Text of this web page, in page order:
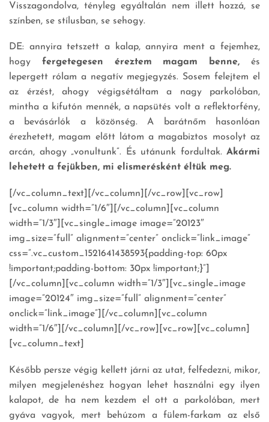
Visszagondolva, tényleg egyáltalán nem illett hozzá, se
színben, se stílusban, se sehogy.
DE: annyira tetszett a kalap, annyira ment a fejemhez,
hogy fergetegesen éreztem magam benne, és
lepergett rólam a negatív megjegyzés. Sosem felejtem el
az érzést, ahogy végigsétáltam a nagy parkolóban,
mintha a kifutón mennék, a napsütés volt a reflektorfény,
a bevásárlók a közönség. A barátnőm hasonlóan
érezhetett, magam előtt látom a magabiztos mosolyt az
arcán, ahogy „vonultunk”. És utánunk fordultak. Akármi
lehetett a fejükben, mi elismerésként éltük meg.
[/vc_column_text][/vc_column][/vc_row][vc_row]
[vc_column width=”1/6″][/vc_column][vc_column
width=”1/3″][vc_single_image image=”20123″
img_size=”full” alignment=”center” onclick=”link_image”
css=”.vc_custom_1521641438593{padding-top: 60px
!important;padding-bottom: 30px !important;}”]
[/vc_column][vc_column width=”1/3″][vc_single_image
image=”20124″ img_size=”full” alignment=”center”
onclick=”link_image”][/vc_column][vc_column
width=”1/6″][/vc_column][/vc_row][vc_row][vc_column]
[vc_column_text]
Később persze végig kellett járni az utat, felfedezni, mikor,
milyen megjelenéshez hogyan lehet használni egy ilyen
kalapot, de ha nem kezdem el ott a parkolóban, mert
gyáva vagyok, mert behúzom a fülem-farkam az első